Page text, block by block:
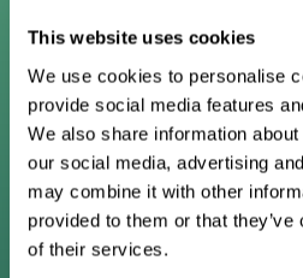
This website uses cookies
We use cookies to personalise
provide social media features
We also share information
our social media, advertising
may combine it with other
provided to them or that
of their services.
Programas de
cognitivo digital
Metodología patentada del
entrenamiento cerebral
entrenar, rastrear y